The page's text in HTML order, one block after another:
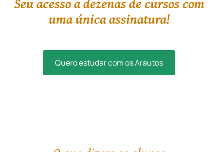
uma única assinatura!
Quero estudar com os Arautos